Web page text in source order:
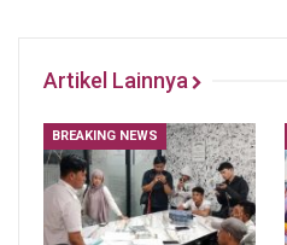
Artikel Lainnya
BREAKING NEWS